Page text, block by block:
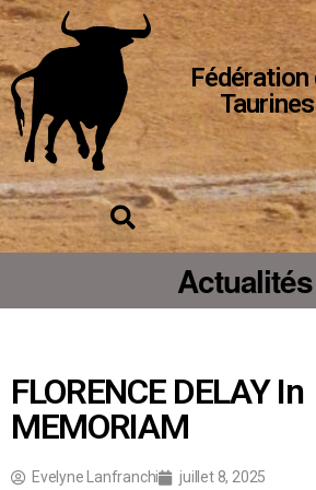
Actualités
FLORENCE DELAY In
MEMORIAM
Evelyne Lanfranchi juillet 8, 2025